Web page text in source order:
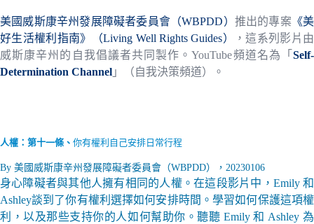
美國威斯康辛州發展障礙者委員會（WBPDD） 推出的專案《美
好生活權利指南》（Living Well Rights Guides）
，這系列影片由
威斯康辛州的自我倡議者共同製作。YouTube頻道名為「 Self-
Determination Channel 」（自我決策頻道）。
人權： 第十一條、 你有權利自己安排日常行程
By 美國威斯康辛州發展障礙者委員會（WBPDD），20230106
身心障礙者與其他人擁有相同的人權。在這段影片中，Emily 和
Ashley談到了你有權利選擇如何安排時間。學習如何保護這項權
利，以及那些支持你的人如何幫助你。聽聽 Emily 和 Ashley 為